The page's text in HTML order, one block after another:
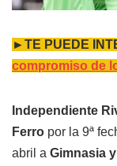
►TE PUEDE
compromiso de
Independiente
Ferro por la 9ª
abril a Gimnasia